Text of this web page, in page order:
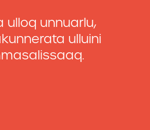
ulloq unnuarlu,
ulluini